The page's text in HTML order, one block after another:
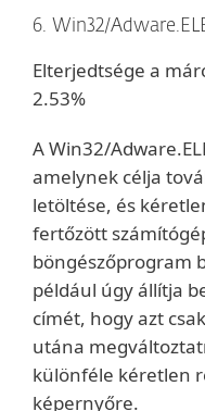
6. Win32/
Elterjedtsége a
2.53%
A Win32/
amelynek célja
letöltése, és
fertőzött
böngészőprogram
például úgy állítja
címét, hogy azt
utána
különféle kéretlen
képernyőre.